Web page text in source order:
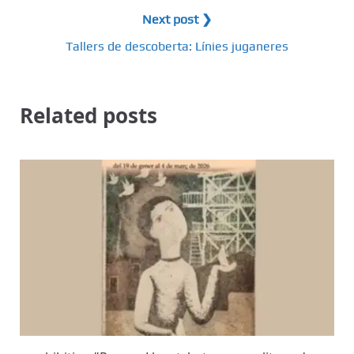
Next post ❯
Tallers de descoberta: Línies juganeres
Related posts